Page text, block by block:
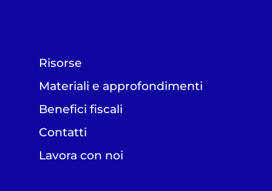
Risorse
Materiali e approfondimenti
Benefici fiscali
Contatti
Lavora con noi